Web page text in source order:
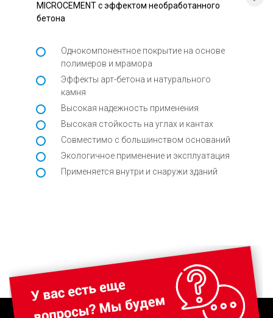
MICROCEMENT с эффектом необработанного
бетона
Однокомпонентное покрытие на основе
полимеров и мрамора
Эффекты арт-бетона и натурального
камня
Высокая надежность применения
Высокая стойкость на углах и кантах
Совместимо с большинством оснований
Экологичное применение и эксплуатация
Применяется внутри и снаружи зданий